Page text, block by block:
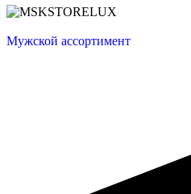
Мужской ассортимент